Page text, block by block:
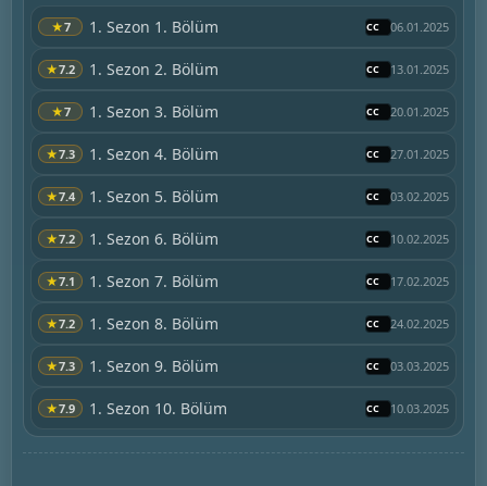
★7 1. Sezon 1. Bölüm 06.01.2025
★7.2 1. Sezon 2. Bölüm 13.01.2025
★7 1. Sezon 3. Bölüm 20.01.2025
★7.3 1. Sezon 4. Bölüm 27.01.2025
★7.4 1. Sezon 5. Bölüm 03.02.2025
★7.2 1. Sezon 6. Bölüm 10.02.2025
★7.1 1. Sezon 7. Bölüm 17.02.2025
★7.2 1. Sezon 8. Bölüm 24.02.2025
★7.3 1. Sezon 9. Bölüm 03.03.2025
★7.9 1. Sezon 10. Bölüm 10.03.2025